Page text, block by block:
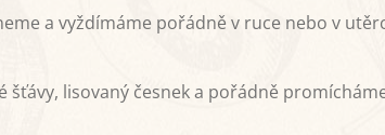
a vyždímáme pořádně v ruce nebo v
šťávy, lisovaný česnek a pořádně